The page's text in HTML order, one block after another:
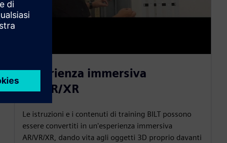
Esperienza immersiva
AR/VR/XR
Le istruzioni e i contenuti di training BILT possono
essere convertiti in un'esperienza immersiva
AR/VR/XR, dando vita agli oggetti 3D proprio davanti